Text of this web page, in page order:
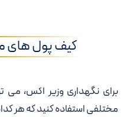
کیف پول های
برای نگهداری وزیر اکس، می
مختلفی استفاده کنید که هر